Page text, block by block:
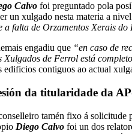
Calvo foi preguntado pola
un xulgado nesta materia a
a falta de Orzamentos Xerais
engadiu que “en caso de
Xulgados de Ferrol está
edificios contiguos ao actual
da titularidade da
tamén fixo á solicitude
Diego Calvo foi un dos